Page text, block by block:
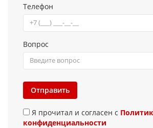
Телефон
Вопрос
Отправить
Я прочитал и согласен с
конфиденциальности